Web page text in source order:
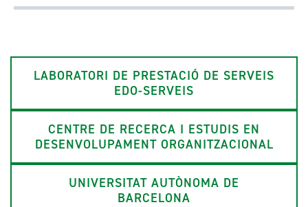
LABORATORI DE PRESTACIÓ DE SERVEIS
EDO-SERVEIS
CENTRE DE RECERCA I ESTUDIS EN
DESENVOLUPAMENT ORGANITZACIONAL
UNIVERSITAT AUTÒNOMA DE
BARCELONA